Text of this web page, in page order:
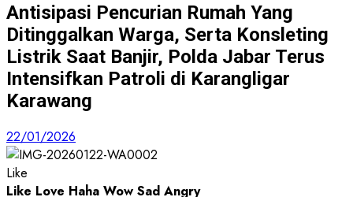
Antisipasi Pencurian Rumah Yang
Ditinggalkan Warga, Serta Konsleting
Listrik Saat Banjir, Polda Jabar Terus
Intensifkan Patroli di Karangligar
Karawang
22/01/2026
Like
Like Love Haha Wow Sad Angry